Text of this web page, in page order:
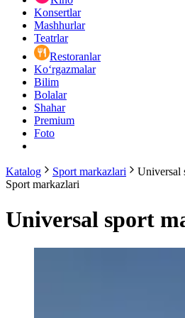
Konsertlar
Mashhurlar
Teatrlar
Restoranlar
Ko‘rgazmalar
Bilim
Bolalar
Shahar
Premium
Foto
Katalog Sport markazlari
Universal
Sport markazlari
Universal sport